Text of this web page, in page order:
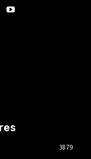
3879